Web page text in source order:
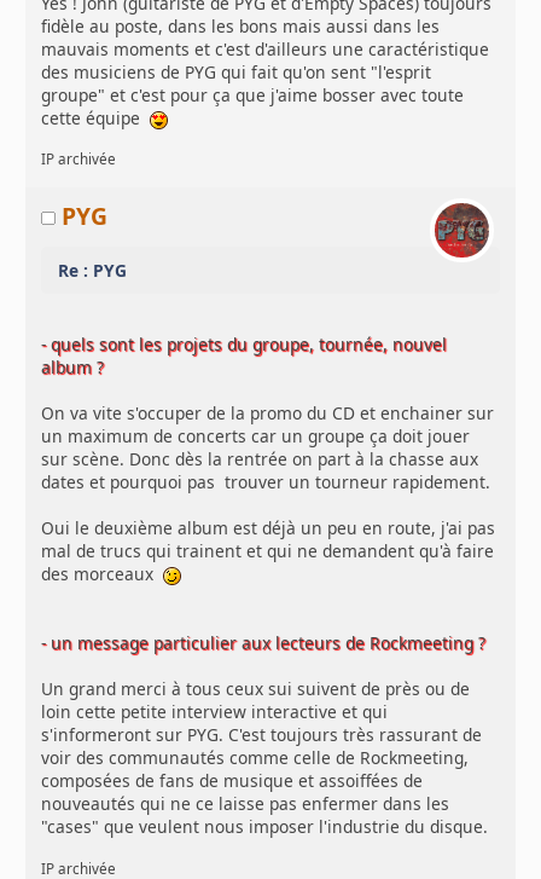
fidèle au poste, dans les bons mais aussi dans les
mauvais moments et c'est d'ailleurs une caractéristique
des musiciens de PYG qui fait qu'on sent "l'esprit
groupe" et c'est pour ça que j'aime bosser avec toute
cette équipe
IP archivée
PYG
Re : PYG
- quels sont les projets du groupe, tournée, nouvel
album ?
On va vite s'occuper de la promo du CD et enchainer sur
un maximum de concerts car un groupe ça doit jouer
sur scène. Donc dès la rentrée on part à la chasse aux
dates et pourquoi pas trouver un tourneur rapidement.
Oui le deuxième album est déjà un peu en route, j'ai pas
mal de trucs qui trainent et qui ne demandent qu'à faire
des morceaux
- un message particulier aux lecteurs de Rockmeeting ?
Un grand merci à tous ceux sui suivent de près ou de
loin cette petite interview interactive et qui
s'informeront sur PYG. C'est toujours très rassurant de
voir des communautés comme celle de Rockmeeting,
composées de fans de musique et assoiffées de
nouveautés qui ne ce laisse pas enfermer dans les
"cases" que veulent nous imposer l'industrie du disque.
IP archivée